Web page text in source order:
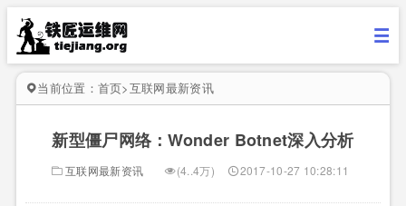
当前位置： 首页>互联网最新资讯
新型僵尸网络：Wonder Botnet深入分析
互联网最新资讯 (4..4万) 2017-10-27 10:28:11